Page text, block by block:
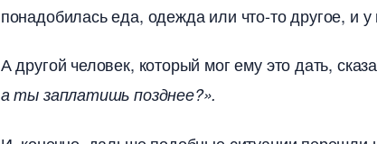
понадобилась еда, одежда или что-то другое, и
А другой человек, который мог ему это дать,
а ты заплатишь позднее?».